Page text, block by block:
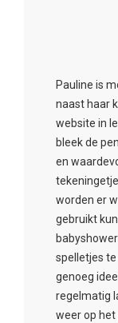
Pauline is
naast haar
website in
bleek de
en
worden er
gebruikt
spelletjes te
genoeg
regelmatig
weer op het